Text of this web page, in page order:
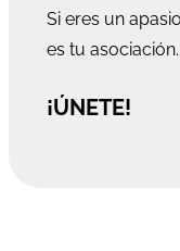
Si eres un
es tu asociación.
¡ÚNETE!